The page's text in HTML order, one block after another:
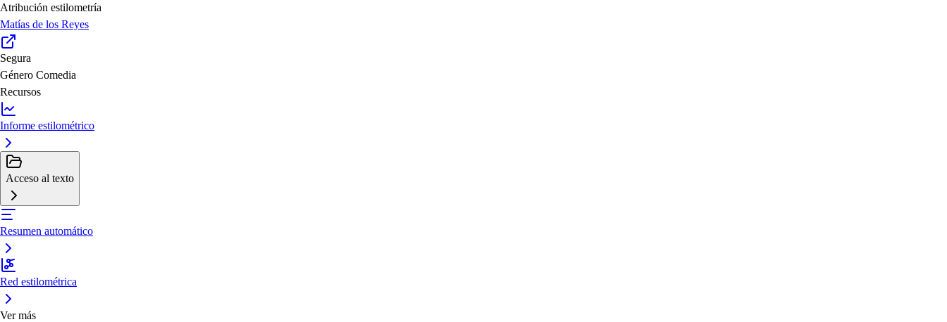
Atribución estilometría
Matías de los Reyes
Segura
Género Comedia
Recursos
Informe estilométrico
Acceso al texto
Resumen automático
Red estilométrica
Ver más